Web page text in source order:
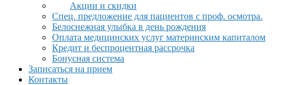
Акции и скидки
Спец. предложение для пациентов с проф. осмотра.
Белоснежная улыбка в день рождения
Оплата медицинских услуг материнским капиталом
Кредит и беспроцентная рассрочка
Бонусная система
Записаться на прием
Контакты